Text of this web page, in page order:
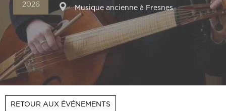
2026 Adresse
Musique ancienne à Fresnes
RETOUR AUX ÉVÉNEMENTS